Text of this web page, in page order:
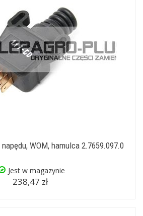
WOM, hamulca 2.7659.097.0
Jest w magazynie
238,47 zł